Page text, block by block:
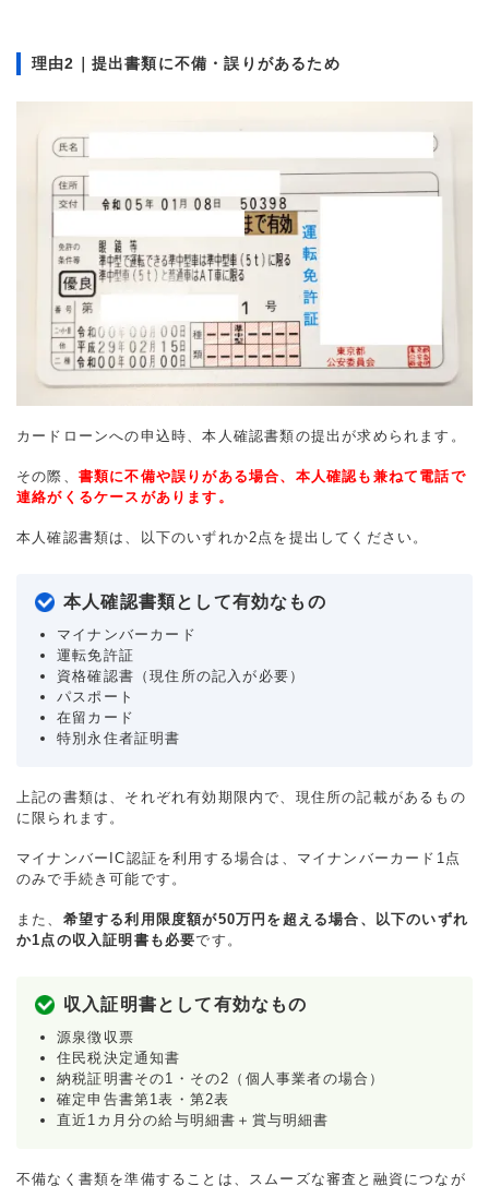
理由2｜提出書類に不備・誤りがあるため
カードローンへの申込時、本人確認書類の提出が求められます。
その際、 書類に不備や誤りがある場合、本人確認も兼ねて電話で
連絡がくるケースがあります。
本人確認書類は、以下のいずれか2点を提出してください。
本人確認書類として有効なもの
マイナンバーカード
運転免許証
資格確認書（現住所の記入が必要）
パスポート
在留カード
特別永住者証明書
上記の書類は、それぞれ有効期限内で、現住所の記載があるもの
に限られます。
マイナンバーIC認証を利用する場合は、マイナンバーカード1点
のみで手続き可能です。
また、 希望する利用限度額が50万円を超える場合、以下のいずれ
か1点の収入証明書も必要です。
収入証明書として有効なもの
源泉徴収票
住民税決定通知書
納税証明書その1・その2（個人事業者の場合）
確定申告書第1表・第2表
直近1カ月分の給与明細書＋賞与明細書
不備なく書類を準備することは、スムーズな審査と融資につなが